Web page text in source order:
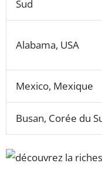
Sud
Alabama, USA
Mexico, Mexique
Busan, Corée du